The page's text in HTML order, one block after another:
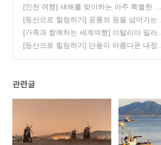
행, 인천 해돋이 명소!
(0)
[인천 여행] 새해를 맞이하는 아주 특별한 여
행, 신년 음악회 & 전시회
(2)
[등산으로 힐링하기] 공룡의 등을 넘어가는
스릴 넘치는 곳! 신불산 공룡능선
(0)
[가족과 함께하는 세계여행] 이탈리아 밀라
노, 최후의 만찬
(0)
[등산으로 힐링하기] 단풍이 아름다운 내장산
관련글